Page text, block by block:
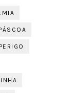
PERIGO